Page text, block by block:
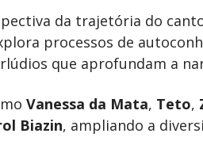
da trajetória do
processos de
que aprofundam a
Vanessa da Mata, Teto,
Biazin, ampliando a